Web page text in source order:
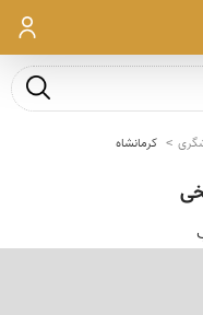
ورود
جست و
کرمانشاه